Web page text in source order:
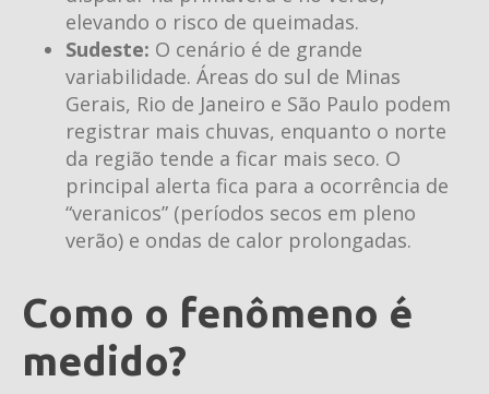
elevando o risco de queimadas.
Sudeste: O cenário é de grande
variabilidade. Áreas do sul de Minas
Gerais, Rio de Janeiro e São Paulo podem
registrar mais chuvas, enquanto o norte
da região tende a ficar mais seco. O
principal alerta fica para a ocorrência de
“veranicos” (períodos secos em pleno
verão) e ondas de calor prolongadas.
Como o fenômeno é
medido?